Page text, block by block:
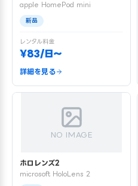
apple HomePod mini
新品
レンタル料金
¥83/日〜
詳細を見る
NO IMAGE
ホロレンズ2
microsoft HoloLens 2